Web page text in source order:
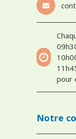
pour
Notre